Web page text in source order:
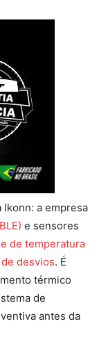
a empresa
e sensores
de temperatura
desvios. É
térmico
de
antes da